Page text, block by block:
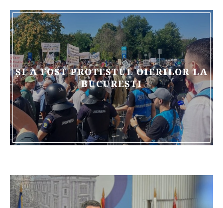
ȘI A FOST PROTESTUL OIERILOR LA
BUCUREȘTI